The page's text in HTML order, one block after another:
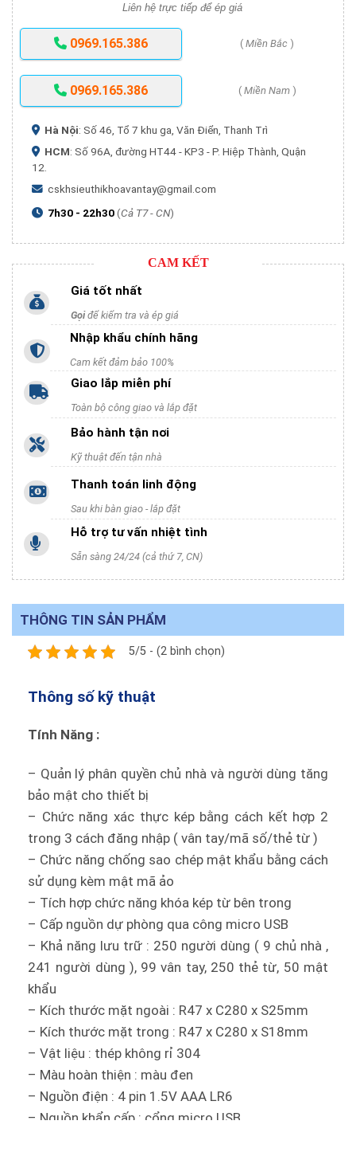
Liên hệ trực tiếp để ép giá
0969.165.386 ( Miền Bắc )
0969.165.386 ( Miền Nam)
Hà Nội: Số 46, Tổ 7 khu ga, Văn Điển, Thanh Trì
HCM: Số 96A, đường HT44 - KP3 - P. Hiệp Thành, Quận
12.
cskhsieuthikhoavantay@gmail.com
7h30 - 22h30(Cả T7 - CN)
CAM KẾT
Giá tốt nhất
Gọiđể kiểm tra và ép giá
Nhập khẩu chính hãng
Cam kết đảm bảo 100%
Giao lắp miễn phí
Toàn bộ công giao và lắp đặt
Bảo hành tận nơi
Kỹ thuật đến tận nhà
Thanh toán linh động
Sau khi bàn giao - lắp đặt
Hỗ trợ tư vấn nhiệt tình
Sẵn sàng 24/24 (cả thứ 7, CN)
THÔNG TIN SẢN PHẨM
5/5 - (2 bình chọn)
Thông số kỹ thuật
Tính Năng :
– Quản lý phân quyền chủ nhà và người dùng tăng
bảo mật cho thiết bị
– Chức năng xác thực kép bằng cách kết hợp 2
trong 3 cách đăng nhập ( vân tay/mã số/thẻ từ )
– Chức năng chống sao chép mật khẩu bằng cách
sử dụng kèm mật mã ảo
– Tích hợp chức năng khóa kép từ bên trong
– Cấp nguồn dự phòng qua công micro USB
– Khả năng lưu trữ : 250 người dùng ( 9 chủ nhà ,
241 người dùng ), 99 vân tay, 250 thẻ từ, 50 mật
khẩu
– Kích thước mặt ngoài : R47 x C280 x S25mm
– Kích thước mặt trong : R47 x C280 x S18mm
– Vật liệu : thép không rỉ 304
– Màu hoàn thiện : màu đen
– Nguồn điện : 4 pin 1.5V AAA LR6
– Nguồn khẩn cấp : cổng micro USB